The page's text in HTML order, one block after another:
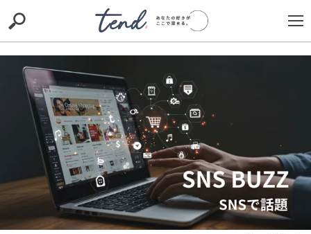
TIE-UP お出かけ original RECOMMED
trill nordot RECOMMEND